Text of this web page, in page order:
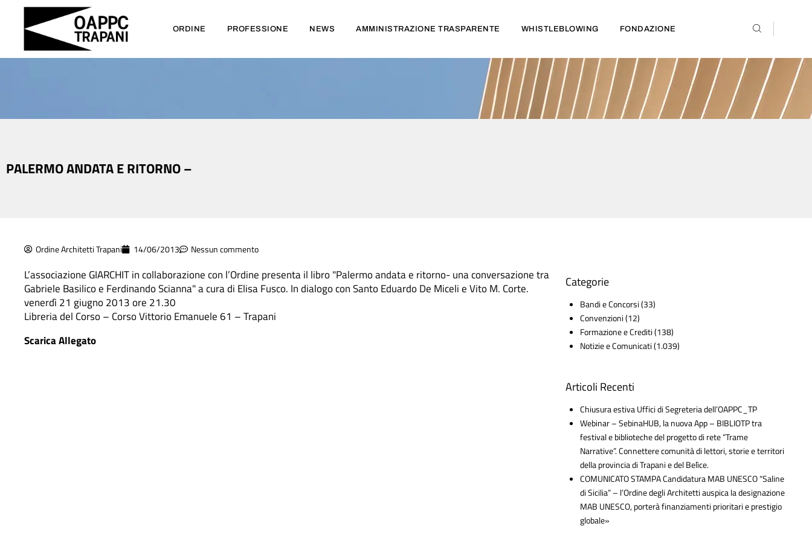
ORDINE PROFESSIONE NEWS AMMINISTRAZIONE TRASPARENTE WHISTLEBLOWING FONDAZIONE
PALERMO ANDATA E RITORNO –
Ordine Architetti Trapani 14/06/2013 Nessun commento
L’associazione GIARCHIT in collaborazione con l’Ordine presenta il libro "Palermo andata e ritorno- una conversazione tra
Gabriele Basilico e Ferdinando Scianna" a cura di Elisa Fusco. In dialogo con Santo Eduardo De Miceli e Vito M. Corte.
venerdì 21 giugno 2013 ore 21.30
Libreria del Corso – Corso Vittorio Emanuele 61 – Trapani
Scarica Allegato
Categorie
Bandi e Concorsi(33)
Convenzioni(12)
Formazione e Crediti(138)
Notizie e Comunicati(1.039)
Articoli Recenti
Chiusura estiva Uffici di Segreteria dell’OAPPC_TP
Webinar – SebinaHUB, la nuova App – BIBLIOTP tra
festival e biblioteche del progetto di rete “Trame
Narrative”. Connettere comunità di lettori, storie e territori
della provincia di Trapani e del Belìce.
COMUNICATO STAMPA Candidatura MAB UNESCO “Saline
di Sicilia” – l’Ordine degli Architetti auspica la designazione
MAB UNESCO, porterà finanziamenti prioritari e prestigio
globale»